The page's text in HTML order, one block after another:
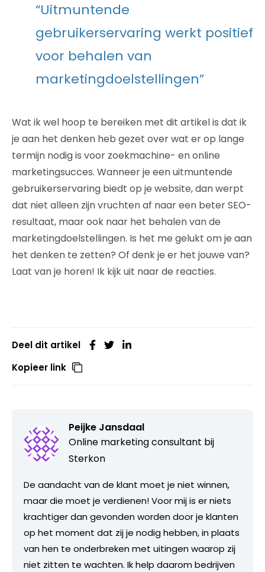
“Uitmuntende
gebruikerservaring werkt positief
voor behalen van
marketingdoelstellingen”
Wat ik wel hoop te bereiken met dit artikel is dat ik
je aan het denken heb gezet over wat er op lange
termijn nodig is voor zoekmachine- en online
marketingsucces. Wanneer je een uitmuntende
gebruikerservaring biedt op je website, dan werpt
dat niet alleen zijn vruchten af naar een beter SEO-
resultaat, maar ook naar het behalen van de
marketingdoelstellingen. Is het me gelukt om je aan
het denken te zetten? Of denk je er het jouwe van?
Laat van je horen! Ik kijk uit naar de reacties.
Deel dit artikel
Kopieer link
Peijke Jansdaal
Online marketing consultant bij
Sterkon
De aandacht van de klant moet je niet winnen,
maar die moet je verdienen! Voor mij is er niets
krachtiger dan gevonden worden door je klanten
op het moment dat zij je nodig hebben, in plaats
van hen te onderbreken met uitingen waarop zij
niet zitten te wachten. Ik help daarom bedrijven